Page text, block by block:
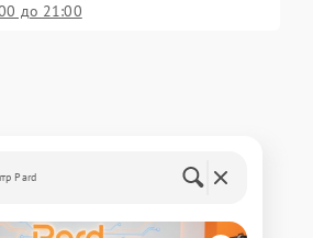
до 21:00
Pard